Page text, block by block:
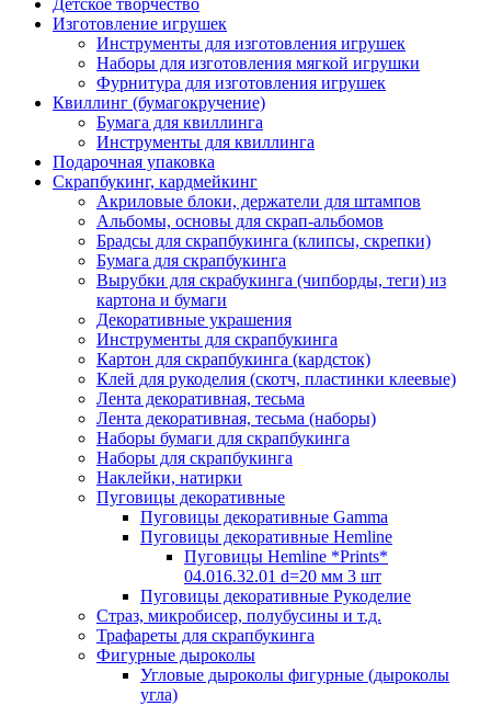
Детское творчество
Изготовление игрушек
Инструменты для изготовления игрушек
Наборы для изготовления мягкой игрушки
Фурнитура для изготовления игрушек
Квиллинг (бумагокручение)
Бумага для квиллинга
Инструменты для квиллинга
Подарочная упаковка
Скрапбукинг, кардмейкинг
Акриловые блоки, держатели для штампов
Альбомы, основы для скрап-альбомов
Брадсы для скрапбукинга (клипсы, скрепки)
Бумага для скрапбукинга
Вырубки для скрабукинга (чипборды, теги) из
картона и бумаги
Декоративные украшения
Инструменты для скрапбукинга
Картон для скрапбукинга (кардсток)
Клей для рукоделия (скотч, пластинки клеевые)
Лента декоративная, тесьма
Лента декоративная, тесьма (наборы)
Наборы бумаги для скрапбукинга
Наборы для скрапбукинга
Наклейки, натирки
Пуговицы декоративные
Пуговицы декоративные Gamma
Пуговицы декоративные Hemline
Пуговицы Hemline *Prints*
04.016.32.01 d=20 мм 3 шт
Пуговицы декоративные Рукоделие
Страз, микробисер, полубусины и т.д.
Трафареты для скрапбукинга
Фигурные дыроколы
Угловые дыроколы фигурные (дыроколы
угла)